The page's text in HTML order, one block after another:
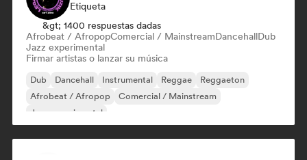
Etiqueta
&gt; 1400 respuestas dadas
Afrobeat / AfropopComercial / MainstreamDancehallDub
Jazz experimental
Firmar artistas o lanzar su música
Dub Dancehall Instrumental Reggae
Reggaeton
Afrobeat / Afropop
Comercial / Mainstream
Jazz experimental